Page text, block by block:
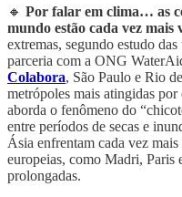
🔸 Por falar em clima… as
mundo estão cada vez mais
extremas, segundo estudo
parceria com a ONG
Colabora, São Paulo e Rio
metrópoles mais atingidas
aborda o fenômeno do
entre períodos de secas e
Ásia enfrentam cada vez
europeias, como Madri, Paris
prolongadas.